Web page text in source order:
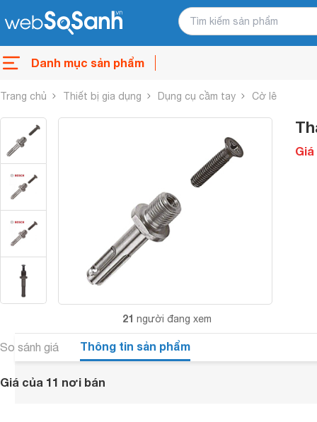
Danh mục sản phẩm
Trang chủ Thiết bị gia dụng Dụng cụ cầm tay Cờ lê
21 người đang xem
So sánh giá Thông tin sản phẩm
Giá của 11 nơi bán